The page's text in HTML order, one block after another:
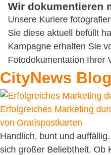
Wir dokumentieren
Unsere Kuriere
Sie diese aktuell befüllt
Kampagne erhalten Sie
Fotodokumentation Ihrer
CityNews Blog
Erfolgreiches Marketing
von Gratispostkarten
Handlich, bunt und
sich großer Beliebtheit. Ob